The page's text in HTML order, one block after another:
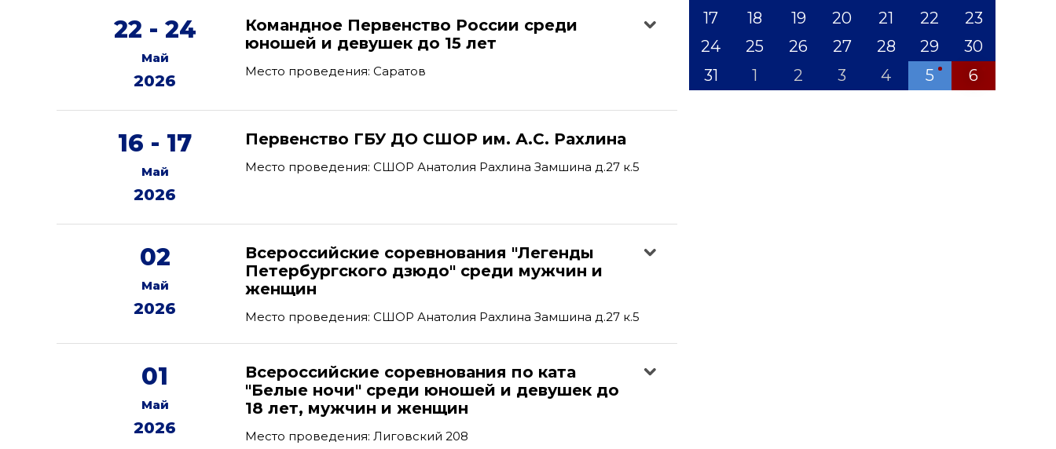
22 - 24
Май
2026
Командное Первенство России среди
юношей и девушек до 15 лет
Место проведения: Саратов
16 - 17
Май
2026
Первенство ГБУ ДО СШОР им. А.С. Рахлина
Место проведения: СШОР Анатолия Рахлина Замшина д.27 к.5
02
Май
2026
Всероссийские соревнования "Легенды
Петербургского дзюдо" среди мужчин и
женщин
Место проведения: СШОР Анатолия Рахлина Замшина д.27 к.5
01
Май
2026
Всероссийские соревнования по ката
"Белые ночи" среди юношей и девушек до
18 лет, мужчин и женщин
Место проведения: Лиговский 208
17
18 19 20 21 22
23
24
25 26 27 28 29
30
31
1 2 3 4 5 6